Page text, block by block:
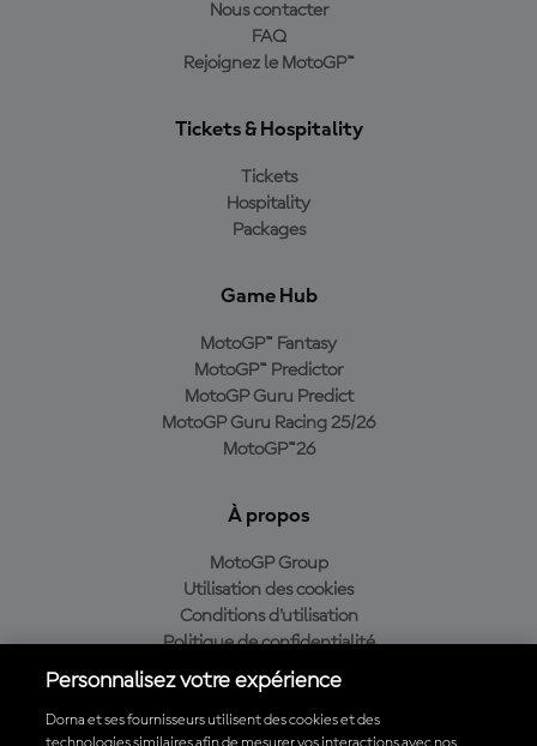
Nous contacter
FAQ
Rejoignez le MotoGP™
Tickets & Hospitality
Tickets
Hospitality
Packages
Game Hub
MotoGP™ Fantasy
MotoGP™ Predictor
MotoGP Guru Predict
MotoGP Guru Racing 25/26
MotoGP™26
À propos
MotoGP Group
Utilisation des cookies
Conditions d'utilisation
Politique de confidentialité
Politique d’achat
Personnalisez votre expérience
Dorna et ses fournisseurs utilisent des cookies et des